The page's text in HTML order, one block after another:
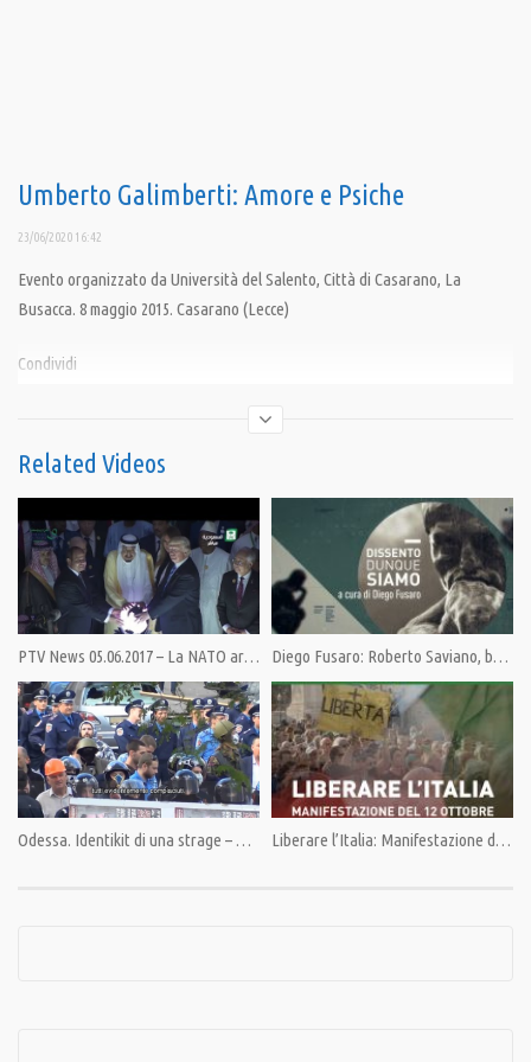
Umberto Galimberti: Amore e Psiche
23/06/2020 16:42
Evento organizzato da Università del Salento, Città di Casarano, La
Busacca. 8 maggio 2015. Casarano (Lecce)
Condividi
Category:Documentari,PrimoPiano,Speciali
Related Videos
PTV News 05.06.2017 – La NATO araba appena nata già morta Diego Fusaro: Roberto Saviano, bardo cosmopolita dall’attico di Nuova York
Odessa. Identikit di una strage – Prima puntata Liberare l’Italia: Manifestazione del 12 Ottobre 2019